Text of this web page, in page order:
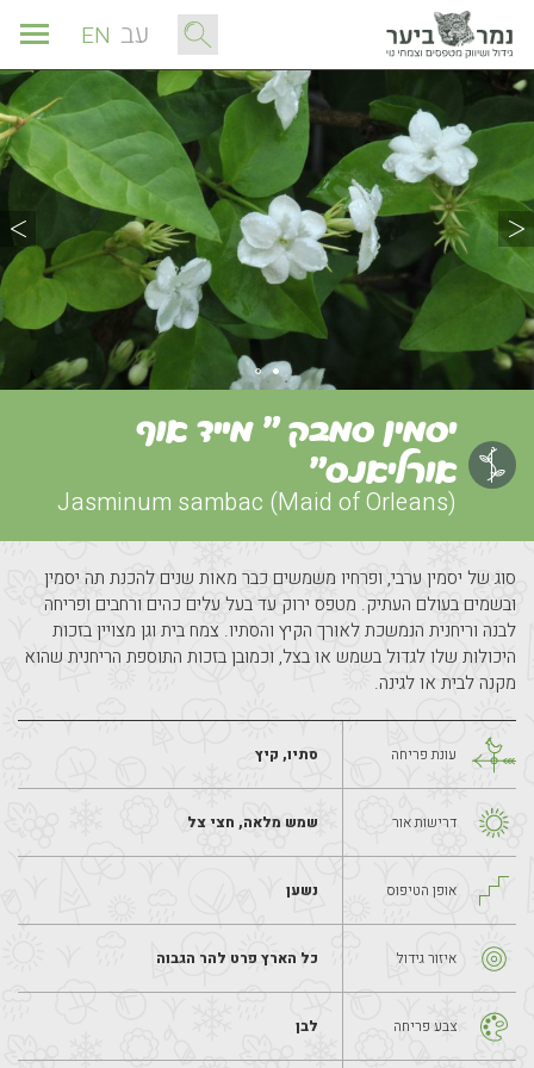
עב EN
יסמין סמבק " מייד אוף
אורליאנס"
(Jasminum sambac (Maid of Orleans
מקנה לבית או לגינה.
עונת פריחה סתיו, קיץ
דרישות אור שמש מלאה, חצי צל
אופן הטיפוס נשען
איזור גידול כל הארץ פרט להר הגבוה
צבע פריחה לבן